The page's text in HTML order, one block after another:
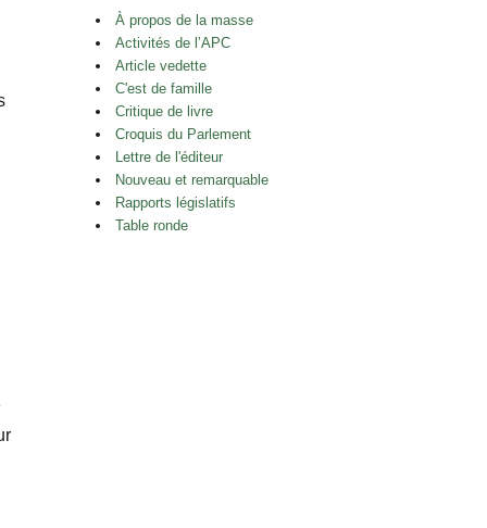
À propos de la masse
Activités de l’APC
Article vedette
C'est de famille
Critique de livre
Croquis du Parlement
Lettre de l'éditeur
Nouveau et remarquable
Rapports législatifs
Table ronde